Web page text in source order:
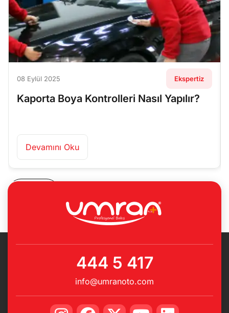
08 Eylül 2025 Ekspertiz
Kaporta Boya Kontrolleri Nasıl Yapılır?
Devamını Oku
444 5 417
info@umranoto.com